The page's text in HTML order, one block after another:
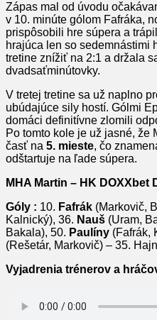
Zápas mal od úvodu
v 10. minúte gólom Fafráka,
prispôsobili hre súpera a
hrajúca len so sedemnástimi
tretine znížiť na 2:1 a držala
dvadsaťminútovky.
V tretej tretine sa už naplno
ubúdajúce sily hostí. Gólmi
domáci definitívne zlomili
Po tomto kole je už jasné, že
časť na 5. mieste, čo
odštartuje na ľade súpera.
MHA Martin – HK DOXXbet
Góly : 10. Fafrák (Markovič,
Kalnický), 36. Nauš (Uram,
Bakala), 50. Paulíny (Fafrák,
(Rešetár, Markovič) – 35.
Vyjadrenia trénerov a